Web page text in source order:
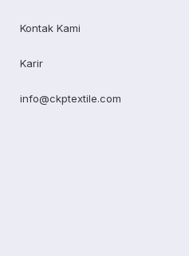
Kontak Kami
Karir
info@ckptextile.com